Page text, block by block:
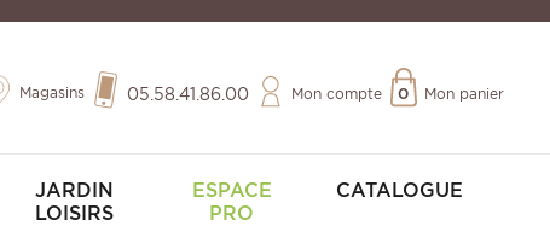
Magasins 05.58.41.86.00 Mon compte Mon panier
0
JARDIN
LOISIRS
ESPACE
PRO
CATALOGUE